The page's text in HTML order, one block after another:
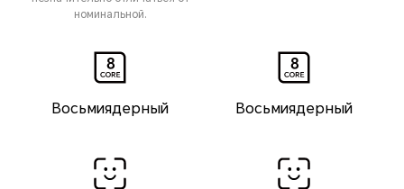
номинальной.
Восьмиядерный Восьмиядерный